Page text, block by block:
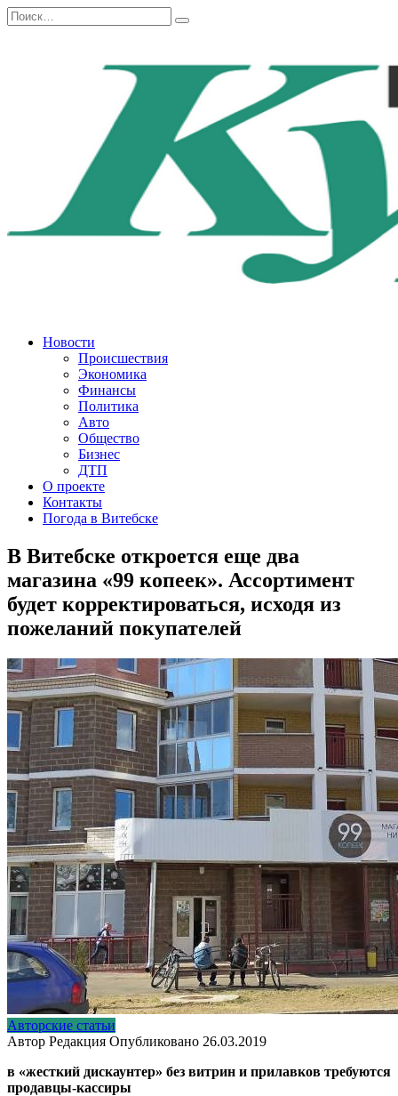
Перейти
к
Search
for:
Новости
Происшествия
Экономика
Финансы
Политика
Авто
Общество
Бизнес
ДТП
О проекте
Контакты
Погода в Витебске
В Витебске откроется еще два
магазина «99 копеек». Ассортимент
будет корректироваться, исходя из
пожеланий покупателей
Авторские статьи
Автор Редакция Опубликовано 26.03.2019
в «жесткий дискаунтер» без витрин и прилавков требуются
продавцы-кассиры